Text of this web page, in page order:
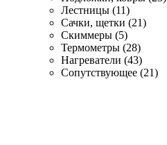
Лестницы (11)
Сачки, щетки (21)
Скиммеры (5)
Термометры (28)
Нагреватели (43)
Сопутствующее (21)